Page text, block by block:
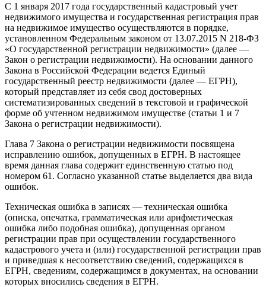
С 1 января 2017 года государственный кадастровый учет
недвижимого имущества и государственная регистрация прав
на недвижимое имущество осуществляются в порядке,
установленном Федеральным законом от 13.07.2015 N 218-ФЗ
«О государственной регистрации недвижимости» (далее —
Закон о регистрации недвижимости). На основании данного
Закона в Российской Федерации ведется Единый
государственный реестр недвижимости (далее — ЕГРН),
который представляет из себя свод достоверных
систематизированных сведений в текстовой и графической
форме об учтенном недвижимом имуществе (статьи 1 и 7
Закона о регистрации недвижимости).
Глава 7 Закона о регистрации недвижимости посвящена
исправлению ошибок, допущенных в ЕГРН. В настоящее
время данная глава содержит единственную статью под
номером 61. Согласно указанной статье выделяется два вида
ошибок.
Техническая ошибка в записях — техническая ошибка
(описка, опечатка, грамматическая или арифметическая
ошибка либо подобная ошибка), допущенная органом
регистрации прав при осуществлении государственного
кадастрового учета и (или) государственной регистрации прав
и приведшая к несоответствию сведений, содержащихся в
ЕГРН, сведениям, содержащимся в документах, на основании
которых вносились сведения в ЕГРН.